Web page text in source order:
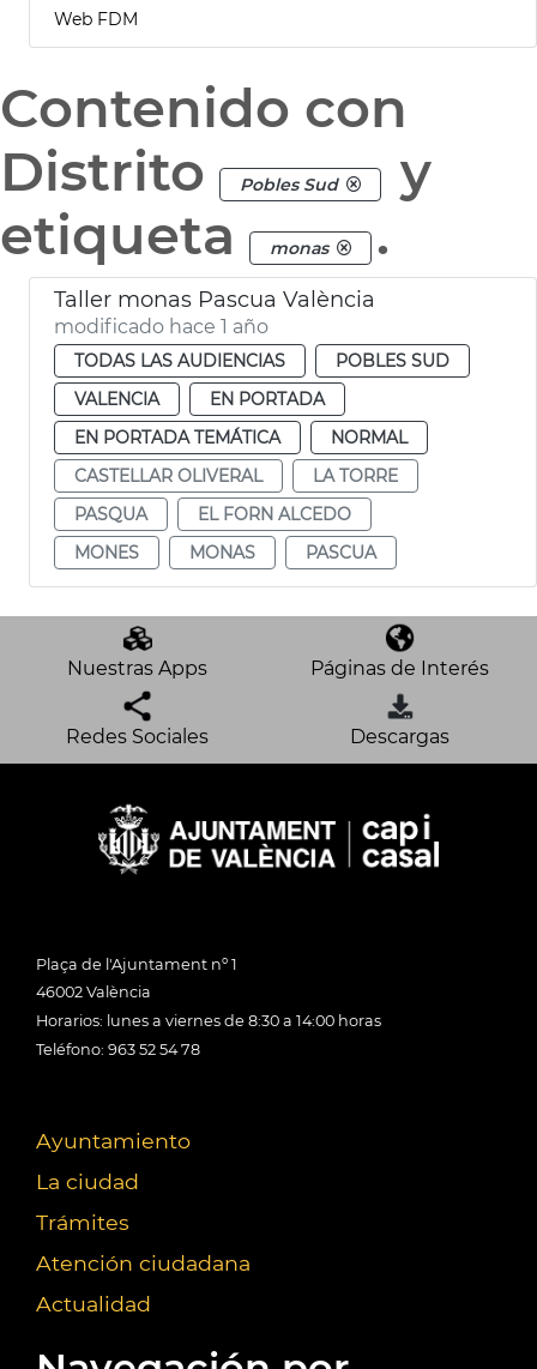
Web FDM
Contenido con
Distrito
Pobles Sud
y
etiqueta
monas .
Taller monas Pascua València
modificado hace 1 año
TODAS LAS AUDIENCIAS
POBLES SUD
VALENCIA
EN PORTADA
EN PORTADA TEMÁTICA
NORMAL
CASTELLAR OLIVERAL
LA TORRE
PASQUA
EL FORN ALCEDO
MONES
MONAS PASCUA
Nuestras Apps Páginas de Interés
Redes Sociales Descargas
Plaça de l'Ajuntament nº 1
46002 València
Horarios: lunes a viernes de 8:30 a 14:00 horas
Teléfono: 963 52 54 78
Ayuntamiento
La ciudad
Trámites
Atención ciudadana
Actualidad